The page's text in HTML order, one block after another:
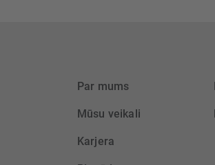
Par mums
Mūsu veikali
Karjera